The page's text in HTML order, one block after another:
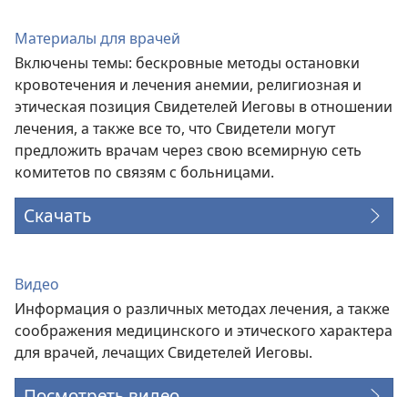
Материалы для врачей
Включены темы: бескровные методы остановки
кровотечения и лечения анемии, религиозная и
этическая позиция Свидетелей Иеговы в отношении
лечения, а также все то, что Свидетели могут
предложить врачам через свою всемирную сеть
комитетов по связям с больницами.
Скачать
Видео
Информация о различных методах лечения, а также
соображения медицинского и этического характера
для врачей, лечащих Свидетелей Иеговы.